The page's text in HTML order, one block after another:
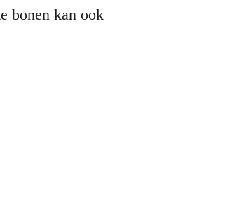
bonen kan ook